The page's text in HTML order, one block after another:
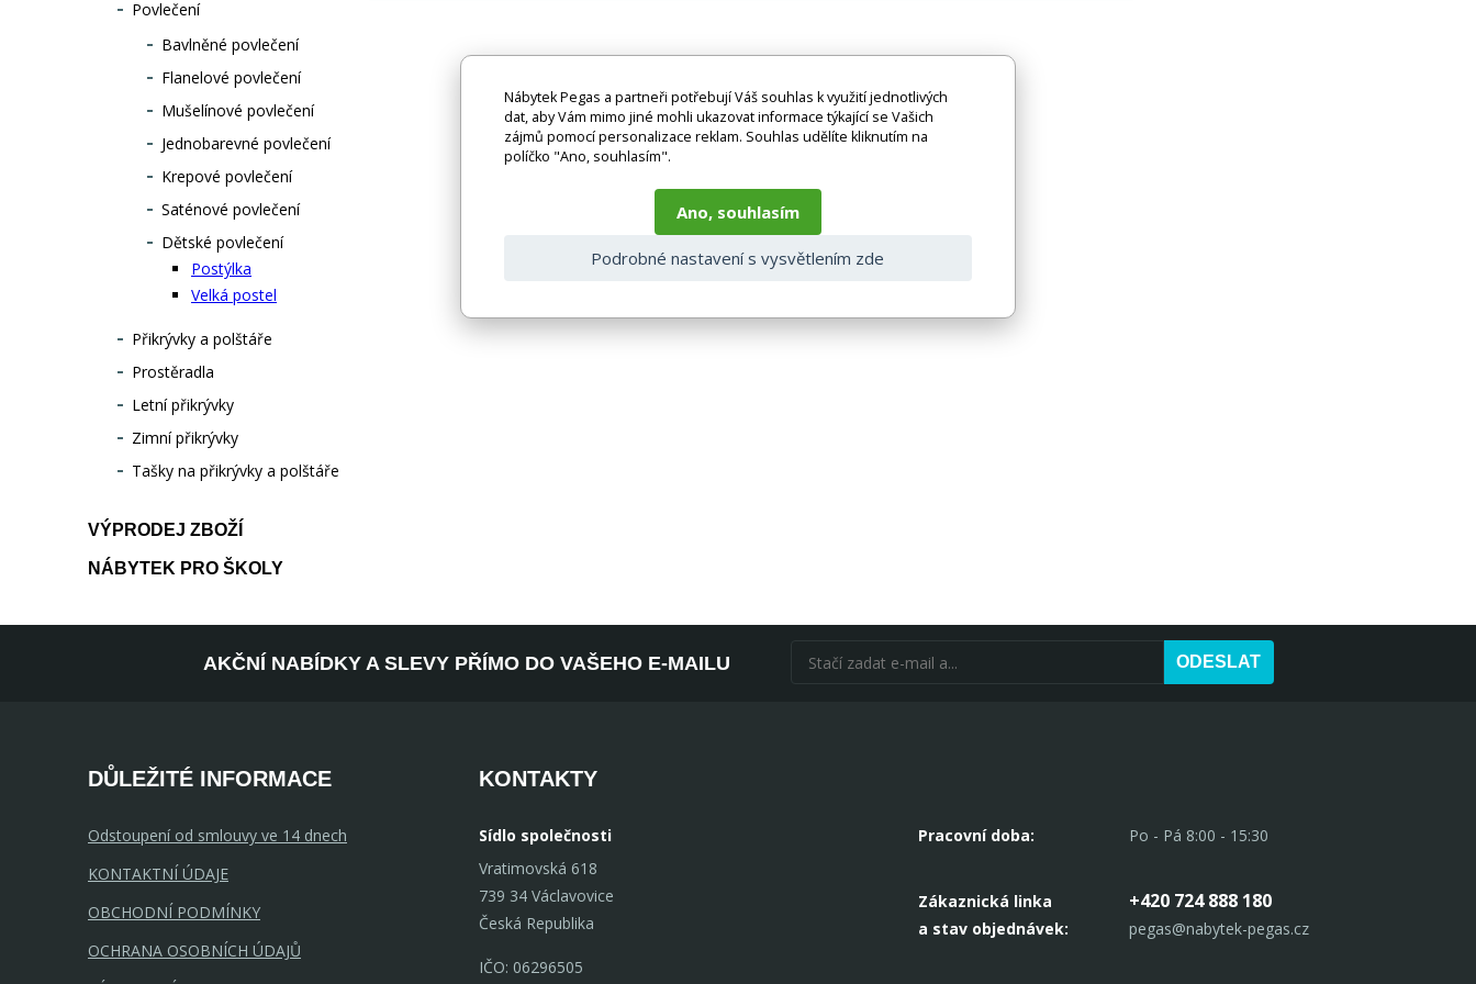
Povlečení
Bavlněné povlečení
Flanelové povlečení
Mušelínové povlečení
Jednobarevné povlečení
Krepové povlečení
Saténové povlečení
Dětské povlečení
Postýlka
Velká postel
Přikrývky a polštáře
Prostěradla
Letní přikrývky
Zimní přikrývky
Tašky na přikrývky a polštáře
VÝPRODEJ ZBOŽÍ
NÁBYTEK PRO ŠKOLY
AKČNÍ NABÍDKY A SLEVY PŘÍMO DO VAŠEHO E-MAILU ODESLAT
DŮLEŽITÉ INFORMACE
Odstoupení od smlouvy ve 14 dnech
KONTAKTNÍ ÚDAJE
OBCHODNÍ PODMÍNKY
OCHRANA OSOBNÍCH ÚDAJŮ
KONTAKTY
Sídlo společnosti
Vratimovská 618
739 34 Václavovice
Česká Republika
IČO: 06296505
Pracovní doba: Po - Pá 8:00 - 15:30
Zákaznická linka
a stav objednávek:
+420 724 888 180
pegas@nabytek-pegas.cz
Nábytek Pegas a partneři potřebují Váš souhlas k využití jednotlivých
dat, aby Vám mimo jiné mohli ukazovat informace týkající se Vašich
zájmů pomocí personalizace reklam. Souhlas udělíte kliknutím na
políčko "Ano, souhlasím".
Ano, souhlasím
Podrobné nastavení s vysvětlením zde